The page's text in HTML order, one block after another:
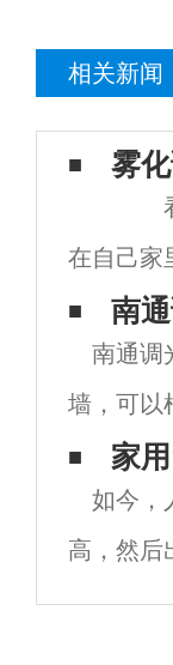
相关新闻
雾
看着
在自己家
说，我知
多人听
没有用
南
南通调
墙，可以
空间以满
隔断的
家
如今，
高，然后
極大的便